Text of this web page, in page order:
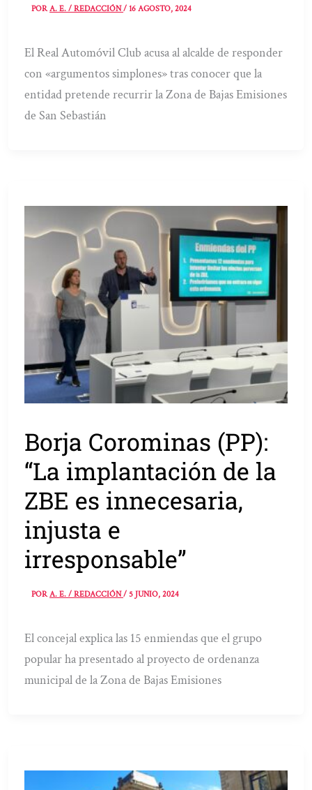
PORA. E. / REDACCIÓN/16 AGOSTO, 2024
El Real Automóvil Club acusa al alcalde de responder
con «argumentos simplones» tras conocer que la
entidad pretende recurrir la Zona de Bajas Emisiones
de San Sebastián
Borja Corominas (PP):
“La implantación de la
ZBE es innecesaria,
injusta e
irresponsable”
PORA. E. / REDACCIÓN/5 JUNIO, 2024
El concejal explica las 15 enmiendas que el grupo
popular ha presentado al proyecto de ordenanza
municipal de la Zona de Bajas Emisiones